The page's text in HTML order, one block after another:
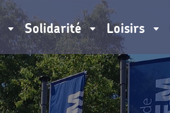
Solidarité Loisirs